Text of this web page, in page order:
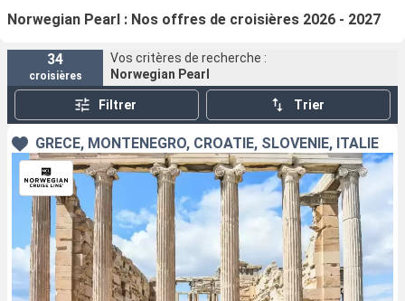
Norwegian Pearl : Nos offres de croisières 2026 - 2027
34
croisières
Vos critères de recherche :
Norwegian Pearl
Filtrer Trier
GRÈCE, MONTÉNÉGRO, CROATIE, SLOVÉNIE, ITALIE